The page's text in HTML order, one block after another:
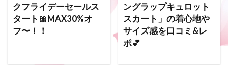
クフライデーセールス
タート🎀MAX30%オ
フ〜！！
ングラップキュロット
スカート」の着心地や
サイズ感を口コミ&レ
ポ💕